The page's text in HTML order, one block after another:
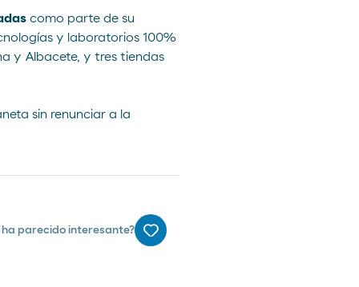
como parte de su
y laboratorios 100%
y Albacete, y tres tiendas
sin renunciar a la
ha parecido interesante?
Me gusta